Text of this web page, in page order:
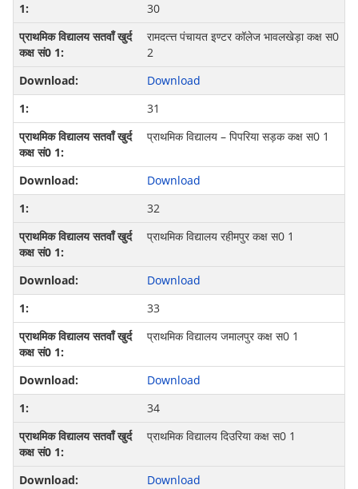
30
रामदत्‍त्त पंचायत इण्‍टर कॉलेज भावलखेड़ा कक्ष स0
2
Download
31
प्राथमिक विद्यालय – पिपरिया सड़क कक्ष स0 1
Download
32
प्राथमिक विद्यालय रहीमपुर कक्ष स0 1
Download
33
प्राथमिक विद्यालय जमालपुर कक्ष स0 1
Download
34
प्राथमिक विद्यालय दिउरिया कक्ष स0 1
Download